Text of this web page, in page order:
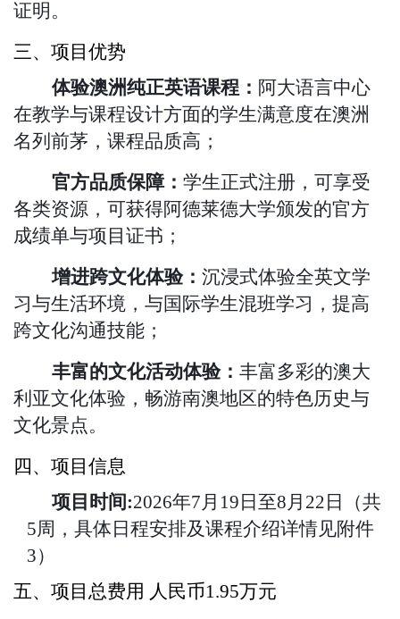
证明。
三、项目优势
体验澳洲纯正英语课程： 阿大语言中心
在教学与课程设计方面的学生满意度在澳洲
名列前茅，课程品质高；
官方品质保障： 学生正式注册，可享受
各类资源，可获得阿德莱德大学颁发的官方
成绩单与项目证书；
增进跨文化体验： 沉浸式体验全英文学
习与生活环境，与国际学生混班学习，提高
跨文化沟通技能；
丰富的文化活动体验： 丰富多彩的澳大
利亚文化体验，畅游南澳地区的特色历史与
文化景点。
四、项目信息
项目时间:2026年7月19日至8月22日（共
5周，具体日程安排及课程介绍详情见附件
3）
五、项目总费用 人民币1.95万元